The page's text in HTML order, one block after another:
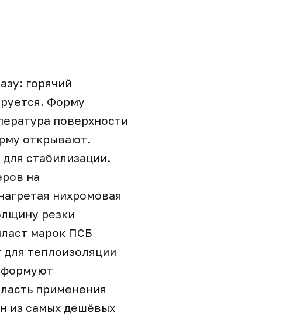
горячий
Форму
поверхности
открывают.
стабилизации.
на
нихромовая
резки
марок ПСБ
теплоизоляции
формуют
применения
из самых дешёвых